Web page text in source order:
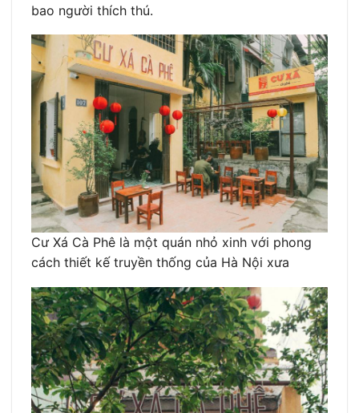
bao người thích thú.
Cư Xá Cà Phê là một quán nhỏ xinh với phong
cách thiết kế truyền thống của Hà Nội xưa